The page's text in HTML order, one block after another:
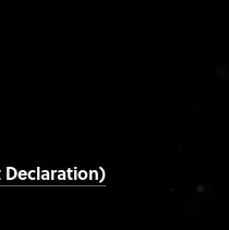
Declaration)